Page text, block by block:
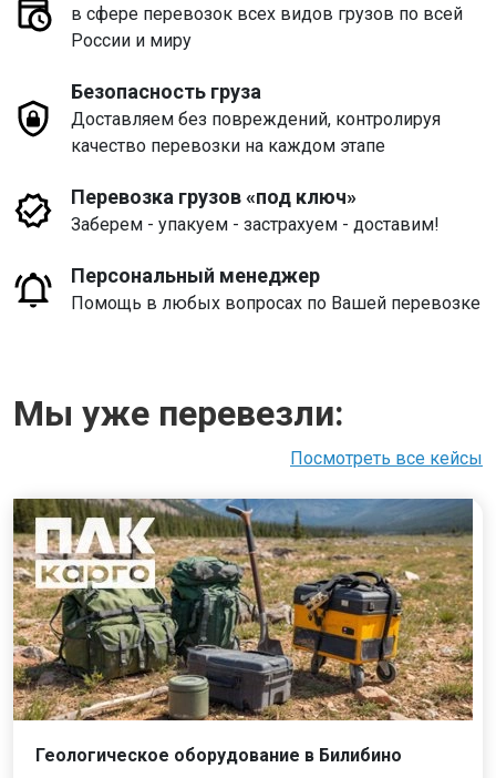
в сфере перевозок всех видов грузов по всей
России и миру
Безопасность груза
Доставляем без повреждений, контролируя
качество перевозки на каждом этапе
Перевозка грузов «под ключ»
Заберем - упакуем - застрахуем - доставим!
Персональный менеджер
Помощь в любых вопросах по Вашей перевозке
Мы уже перевезли:
Посмотреть все кейсы
Геологическое оборудование в Билибино